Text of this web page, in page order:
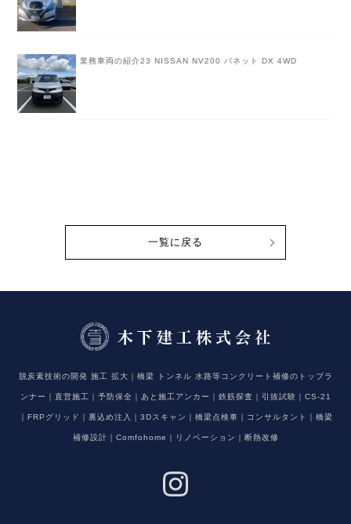
業務車両の紹介23 NISSAN NV200 バネット DX 4WD
一覧に戻る
脱炭素技術の開発 施工 拡大｜橋梁 トンネル 水路等コンクリート補修のトップラ
ンナー｜直営施工｜予防保全｜あと施工アンカー｜鉄筋探査｜引抜試験｜CS-21
｜FRPグリッド｜裏込め注入｜3Dスキャン｜橋梁点検車｜コンサルタント｜橋梁
補修設計｜Comfohome｜リノベーション｜断熱改修